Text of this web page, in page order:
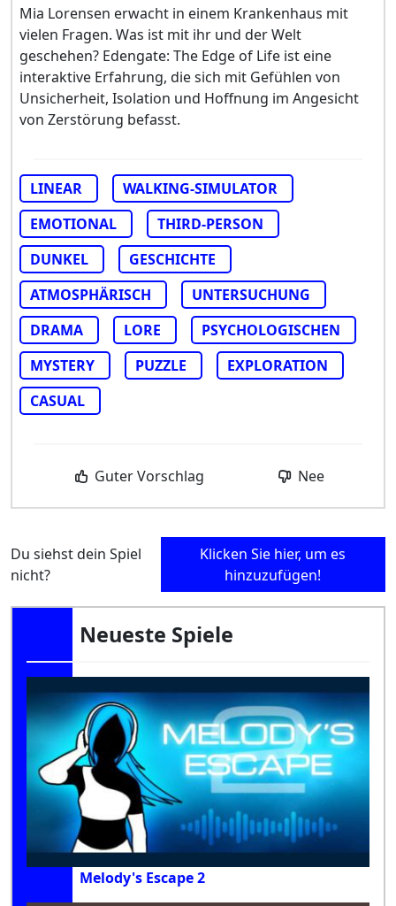
Mia Lorensen erwacht in einem Krankenhaus mit
vielen Fragen. Was ist mit ihr und der Welt
geschehen? Edengate: The Edge of Life ist eine
interaktive Erfahrung, die sich mit Gefühlen von
Unsicherheit, Isolation und Hoffnung im Angesicht
von Zerstörung befasst.
LINEAR
WALKING-SIMULATOR
EMOTIONAL
THIRD-PERSON
DUNKEL
GESCHICHTE
ATMOSPHÄRISCH
UNTERSUCHUNG
DRAMA
LORE
PSYCHOLOGISCHEN
MYSTERY
PUZZLE
EXPLORATION
CASUAL
Guter Vorschlag Nee
Du siehst dein Spiel
nicht?
Klicken Sie hier, um es
hinzuzufügen!
Neueste Spiele
Melody's Escape 2